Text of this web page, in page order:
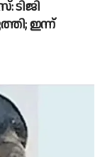
ടിജി
ഇന്ന്